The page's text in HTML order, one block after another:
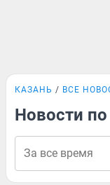
КАЗАНЬ ВСЕ
Новости по